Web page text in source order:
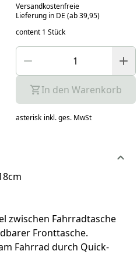
Versandkostenfreie
Lieferung in DE (ab 39,95)
content 1 Stück
In den Warenkorb
asterisk inkl. ges. MwSt
zwischen Fahrradtasche
Fronttasche.
Fahrrad durch Quick-